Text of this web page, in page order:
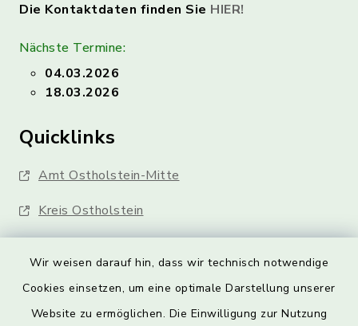
Wir weisen darauf hin, dass wir technisch notwendige
Cookies einsetzen, um eine optimale Darstellung unserer
Website zu ermöglichen. Die Einwilligung zur Nutzung
Die Kontaktdaten finden Sie HIER!
Nächste Termine:
04.03.2026
18.03.2026
Quicklinks
Amt Ostholstein-Mitte
Kreis Ostholstein